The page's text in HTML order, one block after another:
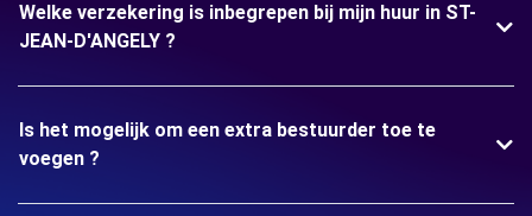
Welke verzekering is inbegrepen bij mijn huur in ST-
JEAN-D'ANGELY ?
Is het mogelijk om een extra bestuurder toe te
voegen ?